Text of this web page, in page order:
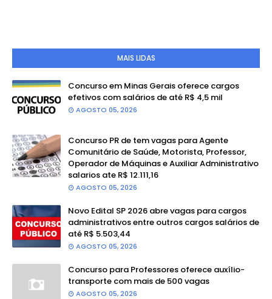
MAIS LIDAS
Concurso em Minas Gerais oferece cargos
efetivos com salários de até R$ 4,5 mil
AGOSTO 05, 2026
Concurso PR de tem vagas para Agente
Comunitário de Saúde, Motorista, Professor,
Operador de Máquinas e Auxiliar Administrativo
salarios ate R$ 12.111,16
AGOSTO 05, 2026
Novo Edital SP 2026 abre vagas para cargos
administrativos entre outros cargos salários de
até R$ 5.503,44
AGOSTO 05, 2026
Concurso para Professores oferece auxílio-
transporte com mais de 500 vagas
AGOSTO 05, 2026